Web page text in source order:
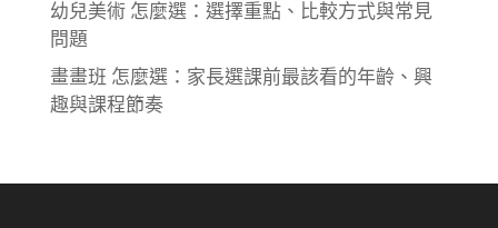
幼兒美術 怎麼選：選擇重點、比較方式與常見
問題
畫畫班 怎麼選：家長選課前最該看的年齡、興
趣與課程節奏